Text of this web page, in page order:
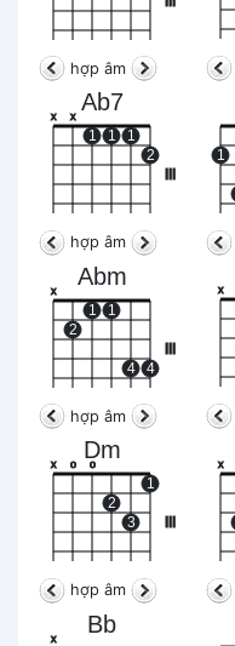
hợp âm
Ab7
III
x x
1 1
1
2
hợp âm
1
Abm
III
x
2
1 1
4 4
hợp âm
x
Dm
III
x o o
2
3
1
hợp âm
x
Bb
x